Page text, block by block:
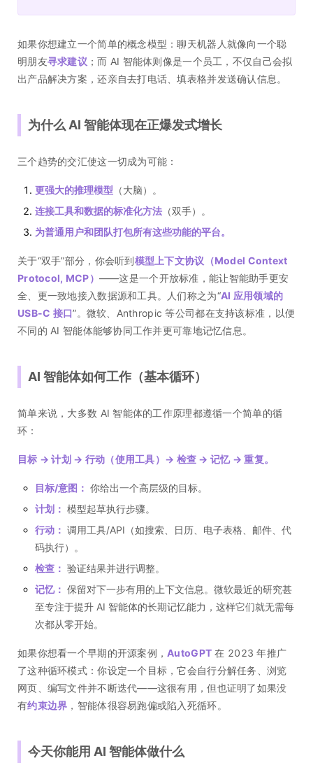
如果你想建立一个简单的概念模型：聊天机器人就像向一个聪
明朋友寻求建议 ；而 AI 智能体则像是一个员工，不仅自己会拟
出产品解决方案，还亲自去打电话、填表格并发送确认信息。
为什么 AI 智能体现在正爆发式增长
三个趋势的交汇使这一切成为可能：
更强大的推理模型 （大脑）。
连接工具和数据的标准化方法 （双手）。
为普通用户和团队打包所有这些功能的平台。
关于“双手”部分，你会听到模型上下文协议（Model Context
Protocol, MCP） ——这是一个开放标准，能让智能助手更安
全、更一致地接入数据源和工具。人们称之为“AI 应用领域的
USB-C 接口”。微软、Anthropic 等公司都在支持该标准，以便
不同的 AI 智能体能够协同工作并更可靠地记忆信息。
AI 智能体如何工作（基本循环）
简单来说，大多数 AI 智能体的工作原理都遵循一个简单的循
环：
目标 → 计划 → 行动（使用工具）→ 检查 → 记忆 → 重复。
目标/意图： 你给出一个高层级的目标。
计划： 模型起草执行步骤。
行动： 调用工具/API（如搜索、日历、电子表格、邮件、代
码执行）。
检查： 验证结果并进行调整。
记忆： 保留对下一步有用的上下文信息。微软最近的研究甚
至专注于提升 AI 智能体的长期记忆能力，这样它们就无需每
次都从零开始。
如果你想看一个早期的开源案例， AutoGPT 在 2023 年推广
了这种循环模式：你设定一个目标，它会自行分解任务、浏览
网页、编写文件并不断迭代——这很有用，但也证明了如果没
有约束边界 ，智能体很容易跑偏或陷入死循环。
今天你能用 AI 智能体做什么